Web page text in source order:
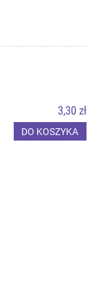
3,30 zł
DO KOSZYKA